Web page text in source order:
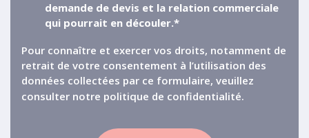
demande de devis et la relation commerciale
qui pourrait en découler.*
Pour connaître et exercer vos droits, notamment de
retrait de votre consentement à l’utilisation des
données collectées par ce formulaire, veuillez
consulter notre politique de confidentialité.